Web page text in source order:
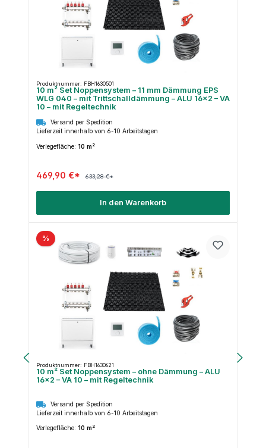
Produktnummer: FBH1630501
10 m² Set Noppensystem – 11 mm Dämmung EPS
WLG 040 – mit Trittschalldämmung – ALU 16×2 – VA
10 – mit Regeltechnik
Versand per Spedition
Lieferzeit innerhalb von 6-10 Arbeitstagen
Verlegefläche: 10 m²
469,90 €* 633,28 €*
In den Warenkorb
%
Produktnummer: FBH1630621
10 m² Set Noppensystem – ohne Dämmung – ALU
16×2 – VA 10 – mit Regeltechnik
Versand per Spedition
Lieferzeit innerhalb von 6-10 Arbeitstagen
Verlegefläche: 10 m²